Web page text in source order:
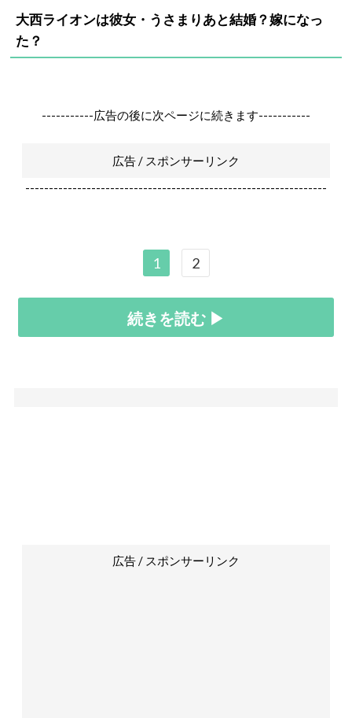
大西ライオンは彼女・うさまりあと結婚？嫁になっ
た？
-----------広告の後に次ページに続きます-----------
広告 / スポンサーリンク
----------------------------------------------------------------
1 2
続きを読む ▶
広告 / スポンサーリンク